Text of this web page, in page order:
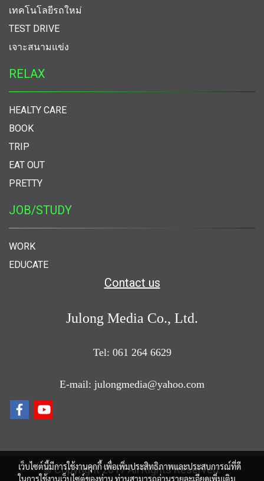
เทคโนโลยีรถใหม่
TEST DRIVE
เจาะสนามแข่ง
RELAX
HEALTY CARE
BOOK
TRIP
EAT OUT
PRETTY
JOB/STUDY
WORK
EDUCATE
Contact us
Julong Media Co., Ltd.
Tel: 061 264 6629
E-mail: julongmedia@yahoo.com
© Copyright 2017 All Rights Reserved.
เว็บไซต์นี้มีการใช้งานคุกกี้ เพื่อเพิ่มประสิทธิภาพและประสบการณ์ที่ดี
ในการใช้งานเว็บไซต์ของท่าน ท่านสามารถอ่านรายละเอียดเพิ่มเติม